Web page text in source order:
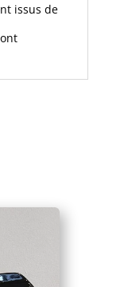
issus de